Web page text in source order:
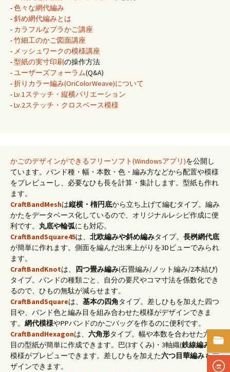
-色々な網代編み
-斜め網代編みとは
- カラフルなプラかご講座
-竹細工のかご図面講座
- メッシュワークの模様講座
-型紙の実寸印刷の操作方法
-ユーザーズフォーラム(Q&A)
-折りカラー編み(OriColorWeave)について
-Lv.1ステッチ・縦横バリエーション
-Lv.2ステッチ・クロスベース模様
かごのデザインができるフリーソフト(Windowsアプリ)を公開し
ています。バンド種・幅・本数・色・編み方などから配置や模様
をプレビューし、必要なひも長を計算・集計します。型紙も作れ
ます。
CraftBandMeshは縦横・楕円底から立ち上げて編むタイプ。編み
かたをデータベース化しているので、オリジナルレシピ作成に便
利です。 丸底や輪弧にも対応。
CraftBandSquare45は、 北欧編みや斜め編みタイプ。 長桝網代底
が簡単に作れます。側面を編んだ出来上がりを3Dビューでみられ
ます。
CraftBandKnotは、 四つ畳み編み(石畳編み/ノット編み/2本結び)
タイプ。バンドの種類ごと、自分の要尺やコマ寸法を係数化でき
るので、ひもの無駄が減らせます。
CraftBandSquareは、 基本の四角タイプ。差しひもを加えた四つ
目や、バンド色と編み目を組み合わせた模様がデザインできま
す。 網代模様やPPバンドのかごバッグを作るのに便利です。
CraftBandHexagonは、 六角形タイプ。幅や本数を合わせた六つ
目の型紙が簡単に作成できます。巴(3すくみ)・3軸織(鉄線編み
)の
模様がプレビューできます。差しひもを加えた六つ目華編みもデ
ザインできます。